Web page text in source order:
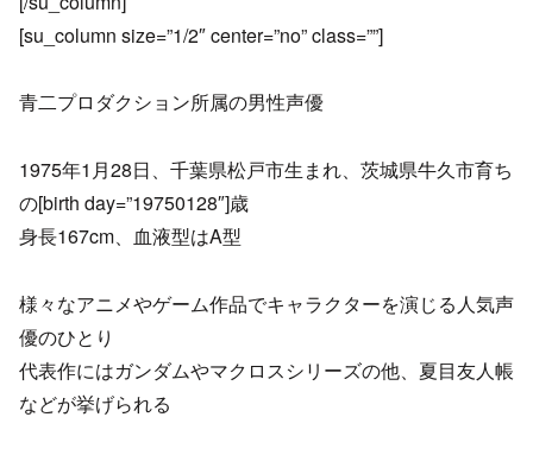
[su_column size=”1/2″ center=”no” class=””]
青二プロダクション所属の男性声優
1975年1月28日、千葉県松戸市生まれ、茨城県牛久市育ち
の[birth day=”19750128″]歳
身長167cm、血液型はA型
様々なアニメやゲーム作品でキャラクターを演じる人気声
優のひとり
代表作にはガンダムやマクロスシリーズの他、夏目友人帳
などが挙げられる